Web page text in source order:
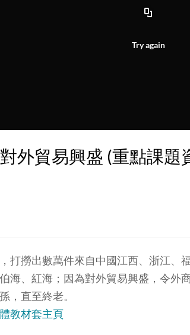
Try again
對外貿易興盛 (重點課題
打撈出數萬件來自中國江西、浙江、
海、紅海；因為對外貿易興盛，令外
，直至終老。
教材套主頁